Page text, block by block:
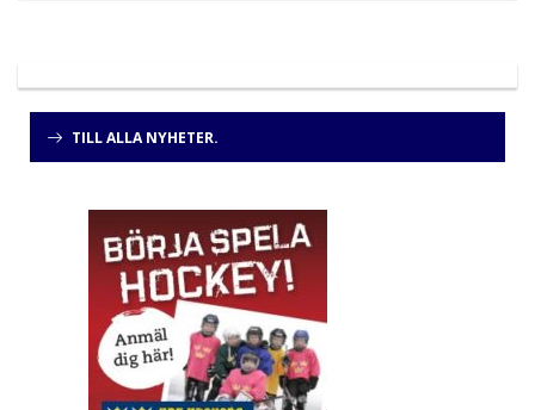
TILL ALLA NYHETER.